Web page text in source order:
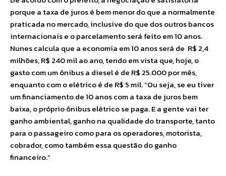
porque a taxa de juros é bem menor do que a normalmente
praticada no mercado, inclusive do que dos outros bancos
internacionais e o parcelamento será feito em 10 anos.
Nunes calcula que a economia em 10 anos será de R$ 2,4
milhões, R$ 240 mil ao ano, tendo em vista que, hoje, o
gasto com um ônibus a diesel é de R$ 25.000 por mês,
enquanto com o elétrico é de R$ 5 mil. “Ou seja, se eu tiver
um financiamento de 10 anos com a taxa de juros bem
baixa, o próprio ônibus elétrico se paga. E a gente vai ter
ganho ambiental, ganho na qualidade do transporte, tanto
para o passageiro como para os operadores, motorista,
cobrador, como também essa questão do ganho
financeiro.”